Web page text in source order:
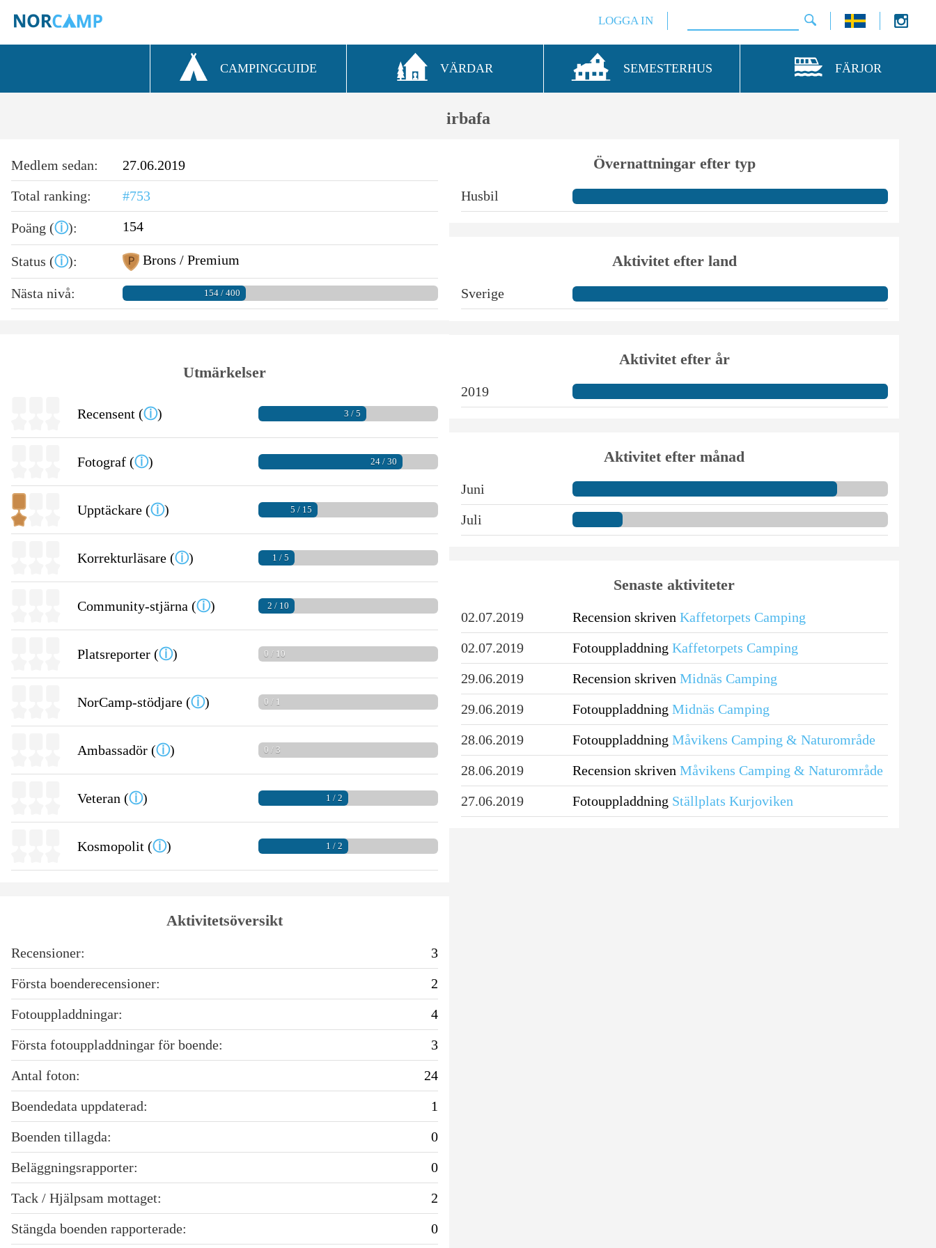
LOGGA IN
CAMPINGGUIDE VÄRDAR SEMESTERHUS FÄRJOR
irbafa
Medlem sedan:
27.06.2019
Total ranking:
#753
Poäng (ⓘ): 154
Status (ⓘ): Brons / Premium
Nästa nivå: 154 / 400
Utmärkelser
Recensent (ⓘ) 3 / 5
Fotograf (ⓘ) 24 / 30
Upptäckare (ⓘ) 5 / 15
Korrekturläsare (ⓘ) 1 / 5
Community-stjärna (ⓘ) 2 / 10
Platsreporter (ⓘ) 0 / 10
NorCamp-stödjare (ⓘ) 0 / 1
Ambassadör (ⓘ) 0 / 3
Veteran (ⓘ) 1 / 2
Kosmopolit (ⓘ) 1 / 2
Aktivitetsöversikt
Recensioner:
3
Första boenderecensioner:
2
Fotouppladdningar:
4
Första fotouppladdningar för boende:
3
Antal foton:
24
Boendedata uppdaterad:
1
Boenden tillagda:
0
Beläggningsrapporter:
0
Tack / Hjälpsam mottaget:
2
Stängda boenden rapporterade:
0
Övernattningar efter typ
Husbil
Aktivitet efter land
Sverige
Aktivitet efter år
2019
Aktivitet efter månad
Juni
Juli
Senaste aktiviteter
02.07.2019 Recension skriven Kaffetorpets Camping
02.07.2019
Fotouppladdning Kaffetorpets Camping
29.06.2019
Recension skriven Midnäs Camping
29.06.2019
Fotouppladdning Midnäs Camping
28.06.2019
Fotouppladdning Måvikens Camping & Naturområde
28.06.2019
Recension skriven Måvikens Camping & Naturområde
27.06.2019
Fotouppladdning Ställplats Kurjoviken